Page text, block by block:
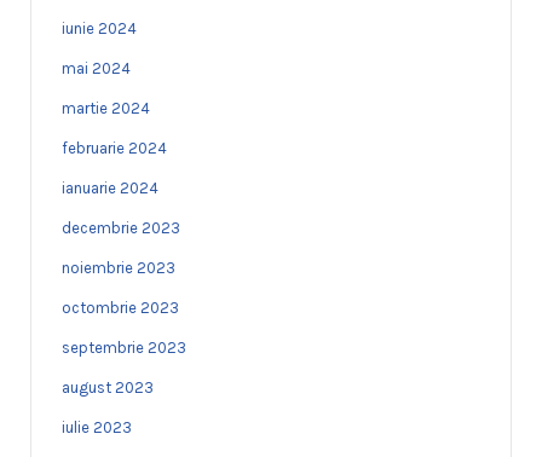
iunie 2024
mai 2024
martie 2024
februarie 2024
ianuarie 2024
decembrie 2023
noiembrie 2023
octombrie 2023
septembrie 2023
august 2023
iulie 2023